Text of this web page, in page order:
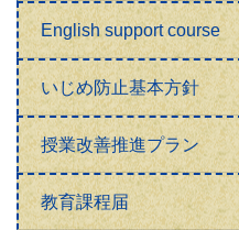
English support course
いじめ防止基本方針
授業改善推進プラン
教育課程届